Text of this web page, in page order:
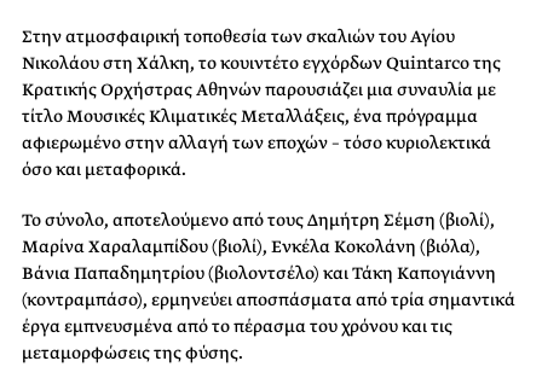
Στην ατμοσφαιρική τοποθεσία των σκαλιών του Αγίου
Νικολάου στη Χάλκη, το κουιντέτο εγχόρδων Quintarco της
Κρατικής Ορχήστρας Αθηνών παρουσιάζει μια συναυλία με
τίτλο Μουσικές Κλιματικές Μεταλλάξεις, ένα πρόγραμμα
αφιερωμένο στην αλλαγή των εποχών – τόσο κυριολεκτικά
όσο και μεταφορικά.
Το σύνολο, αποτελούμενο από τους Δημήτρη Σέμση (βιολί),
Μαρίνα Χαραλαμπίδου (βιολί), Ενκέλα Κοκολάνη (βιόλα),
Βάνια Παπαδημητρίου (βιολοντσέλο) και Τάκη Καπογιάννη
(κοντραμπάσο), ερμηνεύει αποσπάσματα από τρία σημαντικά
έργα εμπνευσμένα από το πέρασμα του χρόνου και τις
μεταμορφώσεις της φύσης.